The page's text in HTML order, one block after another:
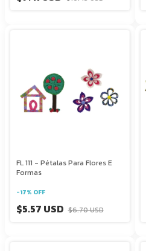
FL 111 - Pétalas Para Flores E
Formas
-17% OFF
$5.57 USD $6.70 USD